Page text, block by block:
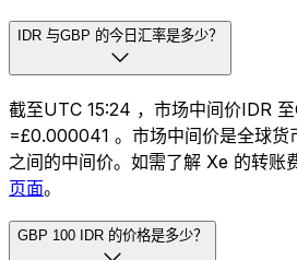
IDR 与GBP 的今日汇率是多少？
截至UTC 15:24 ，市场中间价IDR
=£0.000041 。市场中间价是全球货
之间的中间价。如需了解 Xe 的转账
页面。
GBP 100 IDR 的价格是多少？